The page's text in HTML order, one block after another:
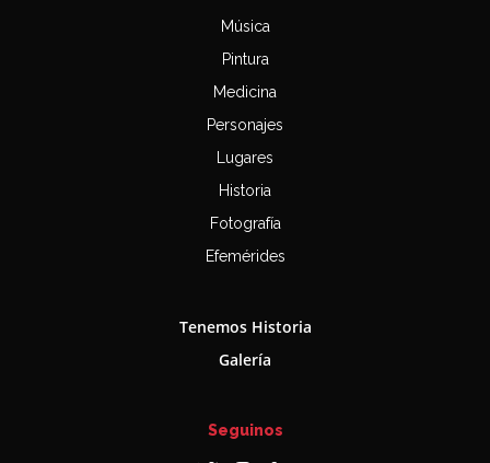
Música
Pintura
Medicina
Personajes
Lugares
Historia
Fotografía
Efemérides
Tenemos Historia
Galería
Seguinos